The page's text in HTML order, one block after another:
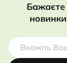
Бажаєте